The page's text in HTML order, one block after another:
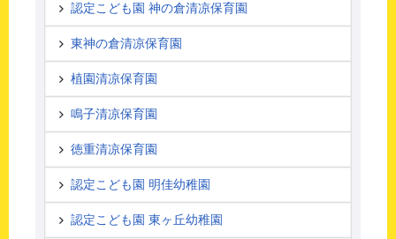
認定こども園 神の倉清凉保育園
東神の倉清凉保育園
植園清凉保育園
鳴子清凉保育園
徳重清凉保育園
認定こども園 明佳幼稚園
認定こども園 東ヶ丘幼稚園